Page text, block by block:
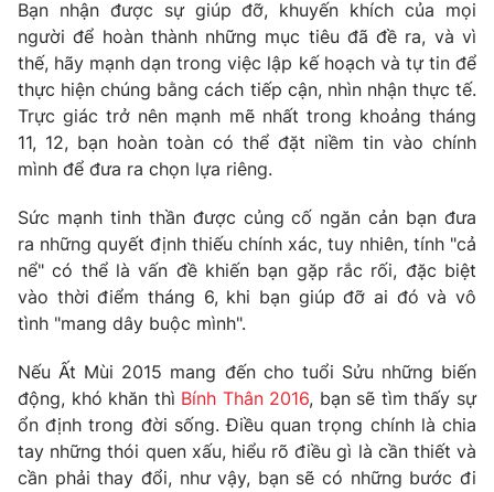
Câu chuyện quốc tế
Thị trường
Góc doanh nghiệp
Dữ liệu và đời sống
Truyền hình
Phim VTV
Hậu trường
Nhân vật
Khán giả
Giải sao mai
Giải trí
Âm nhạc
Sao
Đời sống
Du lịch
Làm đẹp
Giáo dục
Tuyển sinh
Học trực tuyến
Công nghệ
Hitech Công nghệ tương lai
Sản phẩm
Thị trường
Giao lưu trực tuyến
Lịch phát sóng
Bạn nhận được sự giúp đỡ, khuyến khích của mọi
người để hoàn thành những mục tiêu đã đề ra, và vì
thế, hãy mạnh dạn trong việc lập kế hoạch và tự tin để
thực hiện chúng bằng cách tiếp cận, nhìn nhận thực tế.
Trực giác trở nên mạnh mẽ nhất trong khoảng tháng
11, 12, bạn hoàn toàn có thể đặt niềm tin vào chính
mình để đưa ra chọn lựa riêng.
Sức mạnh tinh thần được củng cố ngăn cản bạn đưa
ra những quyết định thiếu chính xác, tuy nhiên, tính "cả
nể" có thể là vấn đề khiến bạn gặp rắc rối, đặc biệt
vào thời điểm tháng 6, khi bạn giúp đỡ ai đó và vô
tình "mang dây buộc mình".
Nếu Ất Mùi 2015 mang đến cho tuổi Sửu những biến
động, khó khăn thì Bính Thân 2016, bạn sẽ tìm thấy sự
ổn định trong đời sống. Điều quan trọng chính là chia
tay những thói quen xấu, hiểu rõ điều gì là cần thiết và
cần phải thay đổi, như vậy, bạn sẽ có những bước đi